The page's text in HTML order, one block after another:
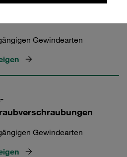
FI-
Gewindearten
Gewindearten